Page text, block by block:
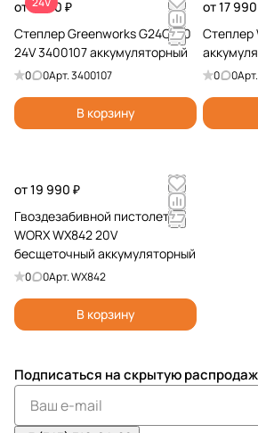
от 7 490 ₽
Степлер Greenworks G24CS10
24V 3400107 аккумуляторный
0 0Арт.3400107
В корзину
от 17
Степлер
0 0Арт.
от 19 990 ₽
Гвоздезабивной пистолет
WORX WX842 20V
бесщеточный аккумуляторный
0 0Арт.WX842
В корзину
Подписаться на скрытую